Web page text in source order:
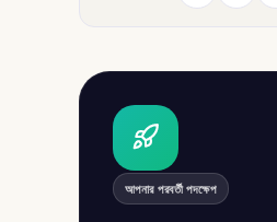
আপনার পরবর্তী পদক্ষেপ